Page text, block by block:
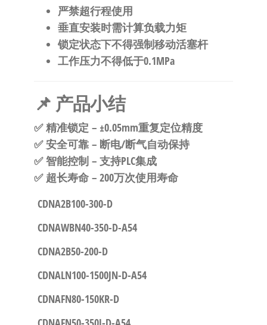
严禁超行程使用
垂直安装时需计算负载力矩
锁定状态下不得强制移动活塞杆
工作压力不得低于0.1MPa
📌 产品小结
✅精准锁定 – ±0.05mm重复定位精度
✅安全可靠– 断电/断气自动保持
✅智能控制 – 支持PLC集成
✅ 超长寿命– 200万次使用寿命
CDNA2B100-300-D
CDNAWBN40-350-D-A54
CDNA2B50-200-D
CDNALN100-1500JN-D-A54
CDNAFN80-150KR-D